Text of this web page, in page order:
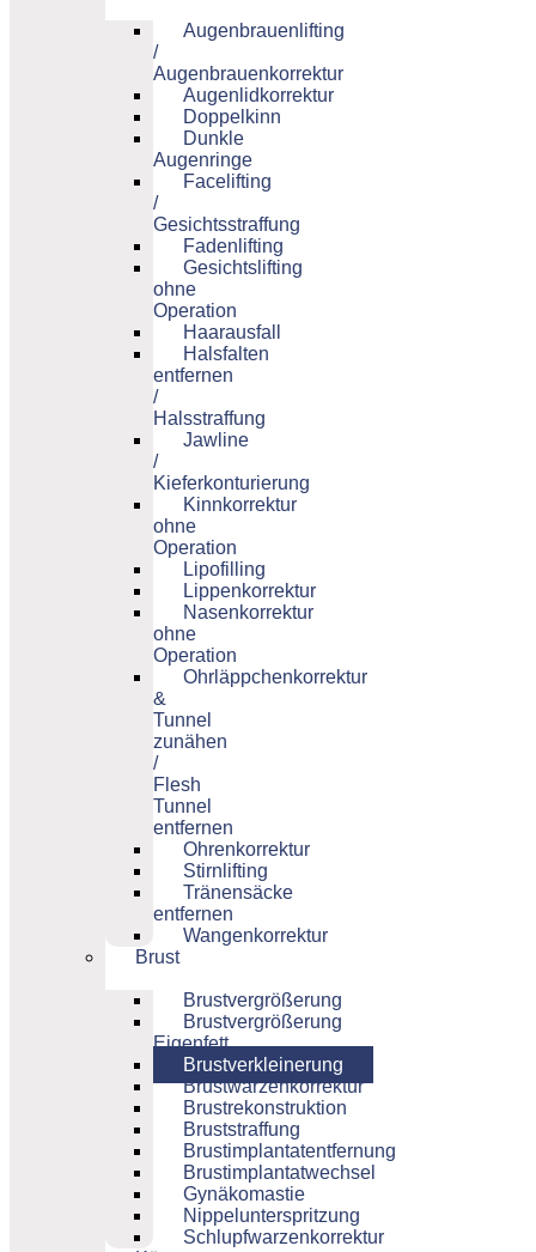
Augenbrauenlifting
/
Augenbrauenkorrektur
Augenlidkorrektur
Doppelkinn
Dunkle
Augenringe
Facelifting
/
Gesichtsstraffung
Fadenlifting
Gesichtslifting
ohne
Operation
Haarausfall
Halsfalten
entfernen
/
Halsstraffung
Jawline
/
Kieferkonturierung
Kinnkorrektur
ohne
Operation
Lipofilling
Lippenkorrektur
Nasenkorrektur
ohne
Operation
Ohrläppchenkorrektur
&
Tunnel
zunähen
/
Flesh
Tunnel
entfernen
Ohrenkorrektur
Stirnlifting
Tränensäcke
entfernen
Wangenkorrektur
Brust
Brustvergrößerung
Brustvergrößerung
Eigenfett
Brustverkleinerung
Brustwarzenkorrektur
Brustrekonstruktion
Bruststraffung
Brustimplantatentfernung
Brustimplantatwechsel
Gynäkomastie
Nippelunterspritzung
Schlupfwarzenkorrektur